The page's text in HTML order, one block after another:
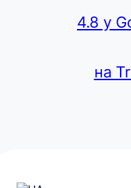
4.8 у
на